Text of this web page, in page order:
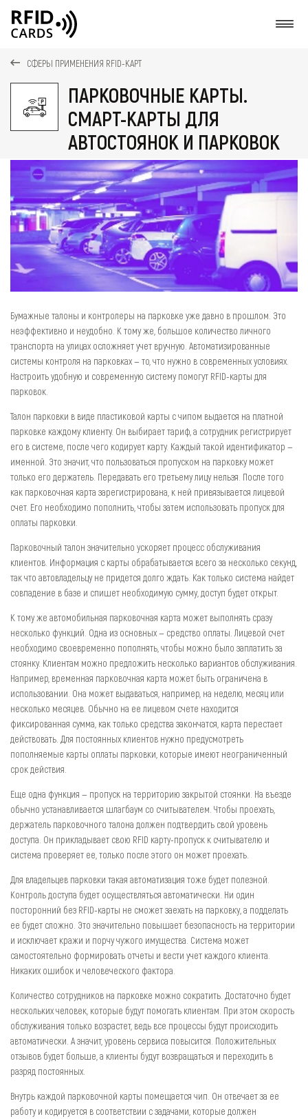
СФЕРЫ ПРИМЕНЕНИЯ RFID-КАРТ
ПАРКОВОЧНЫЕ КАРТЫ.
СМАРТ-КАРТЫ ДЛЯ
АВТОСТОЯНОК И ПАРКОВОК
Бумажные талоны и контролеры на парковке уже давно в прошлом. Это
неэффективно и неудобно. К тому же, большое количество личного
транспорта на улицах осложняет учет вручную. Автоматизированные
системы контроля на парковках — то, что нужно в современных условиях.
Настроить удобную и современную систему помогут RFID-карты для
парковок.
Талон парковки в виде пластиковой карты с чипом выдается на платной
парковке каждому клиенту. Он выбирает тариф, а сотрудник регистрирует
его в системе, после чего кодирует карту. Каждый такой идентификатор —
именной. Это значит, что пользоваться пропуском на парковку может
только его держатель. Передавать его третьему лицу нельзя. После того
как парковочная карта зарегистрирована, к ней привязывается лицевой
счет. Его необходимо пополнить, чтобы затем использовать пропуск для
оплаты парковки.
Парковочный талон значительно ускоряет процесс обслуживания
клиентов. Информация с карты обрабатывается всего за несколько секунд,
так что автовладельцу не придется долго ждать. Как только система найдет
совпадение в базе и спишет необходимую сумму, доступ будет открыт.
К тому же автомобильная парковочная карта может выполнять сразу
несколько функций. Одна из основных — средство оплаты. Лицевой счет
необходимо своевременно пополнять, чтобы можно было заплатить за
стоянку. Клиентам можно предложить несколько вариантов обслуживания.
Например, временная парковочная карта может быть ограничена в
использовании. Она может выдаваться, например, на неделю, месяц или
несколько месяцев. Обычно на ее лицевом счете находится
фиксированная сумма, как только средства закончатся, карта перестает
действовать. Для постоянных клиентов нужно предусмотреть
пополняемые карты оплаты парковки, которые имеют неограниченный
срок действия.
Еще одна функция — пропуск на территорию закрытой стоянки. На въезде
обычно устанавливается шлагбаум со считывателем. Чтобы проехать,
держатель парковочного талона должен подтвердить свой уровень
доступа. Он прикладывает свою RFID карту-пропуск к считывателю и
система проверяет ее, только после этого он может проехать.
Для владельцев парковки такая автоматизация тоже будет полезной.
Контроль доступа будет осуществляться автоматически. Ни один
посторонний без RFID-карты не сможет заехать на парковку, а подделать
ее будет сложно. Это значительно повышает безопасность на территории
и исключает кражи и порчу чужого имущества. Система может
самостоятельно формировать отчеты и вести учет каждого клиента.
Никаких ошибок и человеческого фактора.
Количество сотрудников на парковке можно сократить. Достаточно будет
нескольких человек, которые будут помогать клиентам. При этом скорость
обслуживания только возрастет, ведь все процессы будут происходить
автоматически. А значит, уровень сервиса повысится. Положительных
отзывов будет больше, а клиенты будут возвращаться и переходить в
разряд постоянных.
Внутрь каждой парковочной карты помещается чип. Он отвечает за ее
работу и кодируется в соответствии с задачами, которые должен